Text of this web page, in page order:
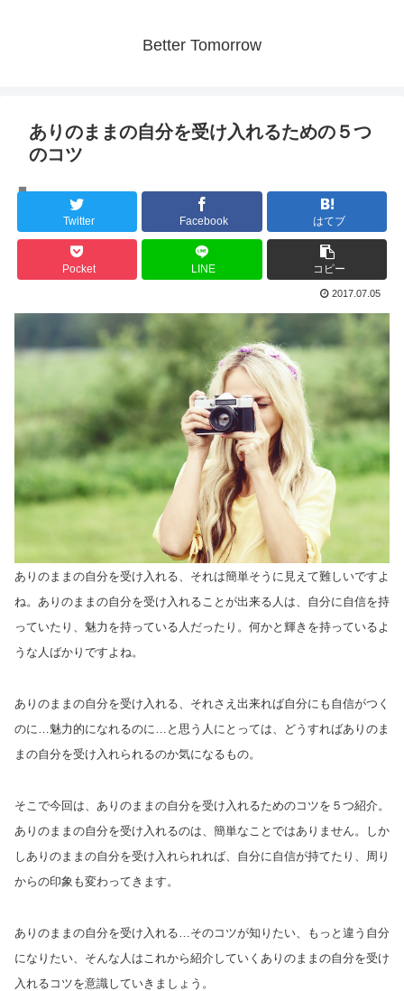
Better Tomorrow
ありのままの自分を受け入れるための５つ
のコツ
Twitter Facebook はてブ
Pocket LINE コピー
2017.07.05
ありのままの自分を受け入れる、それは簡単そうに見えて難しいですよ
ね。ありのままの自分を受け入れることが出来る人は、自分に自信を持
っていたり、魅力を持っている人だったり。何かと輝きを持っているよ
うな人ばかりですよね。
ありのままの自分を受け入れる、それさえ出来れば自分にも自信がつく
のに…魅力的になれるのに…と思う人にとっては、どうすればありのま
まの自分を受け入れられるのか気になるもの。
そこで今回は、ありのままの自分を受け入れるためのコツを５つ紹介。
ありのままの自分を受け入れるのは、簡単なことではありません。しか
しありのままの自分を受け入れられれば、自分に自信が持てたり、周り
からの印象も変わってきます。
ありのままの自分を受け入れる…そのコツが知りたい、もっと違う自分
になりたい、そんな人はこれから紹介していくありのままの自分を受け
入れるコツを意識していきましょう。